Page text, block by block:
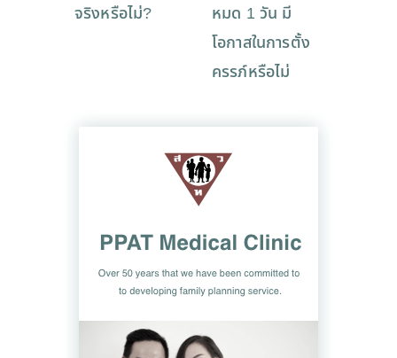
จริงหรือไม่?
หมด 1 วัน มี
โอกาสในการตั้ง
ครรภ์หรือไม่